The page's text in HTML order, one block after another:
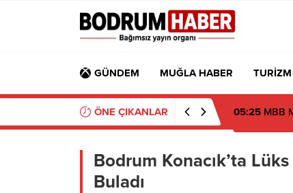
GÜNDEM MUĞLA HABER
ÖNE ÇIKANLAR 05:25 MBB
Bodrum Konacık’ta
Buladı